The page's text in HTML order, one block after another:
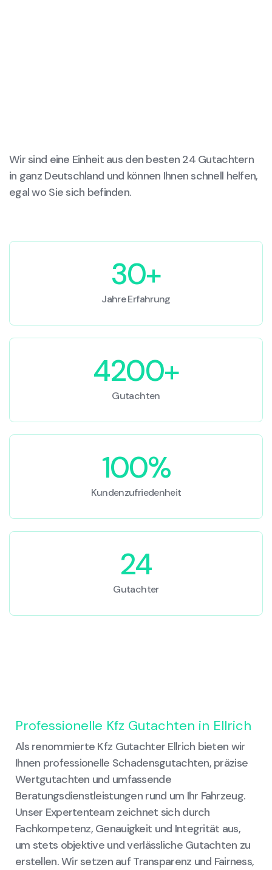
Wir sind eine Einheit aus den besten 24 Gutachtern
in ganz Deutschland und können Ihnen schnell helfen,
egal wo Sie sich befinden.
30+
Jahre Erfahrung
4200+
Gutachten
100%
Kundenzufriedenheit
24
Gutachter
Professionelle Kfz Gutachten in Ellrich
Als renommierte Kfz Gutachter Ellrich bieten wir
Ihnen professionelle Schadensgutachten, präzise
Wertgutachten und umfassende
Beratungsdienstleistungen rund um Ihr Fahrzeug.
Unser Expertenteam zeichnet sich durch
Fachkompetenz, Genauigkeit und Integrität aus,
um stets objektive und verlässliche Gutachten zu
erstellen. Wir setzen auf Transparenz und Fairness,